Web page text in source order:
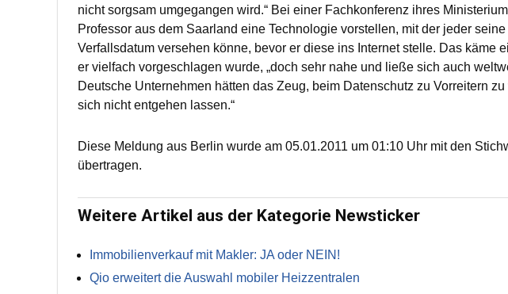
nicht sorgsam umgegangen wird.“ Bei einer Fachkonferenz ihres
Professor aus dem Saarland eine Technologie vorstellen, mit der jeder
Verfallsdatum versehen könne, bevor er diese ins Internet stelle. Das käme
er vielfach vorgeschlagen wurde, „doch sehr nahe und ließe sich auch
Deutsche Unternehmen hätten das Zeug, beim Datenschutz zu Vorreitern
sich nicht entgehen lassen.“
Diese Meldung aus Berlin wurde am 05.01.2011 um 01:10 Uhr mit den
übertragen.
Weitere Artikel aus der Kategorie Newsticker
Immobilienverkauf mit Makler: JA oder NEIN!
Qio erweitert die Auswahl mobiler Heizzentralen